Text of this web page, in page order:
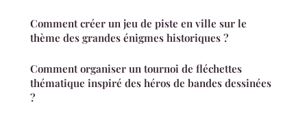
Comment créer un jeu de piste en ville sur le
thème des grandes énigmes historiques ?
Comment organiser un tournoi de fléchettes
thématique inspiré des héros de bandes dessinées
?